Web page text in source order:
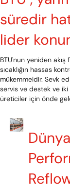
süredir
lider
BTU'nun yeniden akış
sıcaklığın hassas
mükemmeldir. Sevk
servis ve destek ve iki
üreticiler için önde